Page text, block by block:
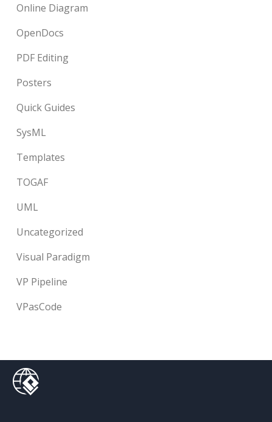
Online Diagram
OpenDocs
PDF Editing
Posters
Quick Guides
SysML
Templates
TOGAF
UML
Uncategorized
Visual Paradigm
VP Pipeline
VPasCode